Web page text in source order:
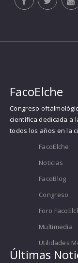
FacoElche
Congreso
científica dedicada a
todos los años en la
FacoElche
Noticias
FacoBlog
Congreso
Foro
Multimedia
Utilidades
Últimas